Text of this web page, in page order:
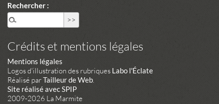
Rechercher :
Crédits et mentions légales
Mentions légales
Logos d'illustration des rubriques Labo l'Éclate
Réalisé parTailleur de Web.
Site réalisé avec SPIP
2009-2026 La Marmite